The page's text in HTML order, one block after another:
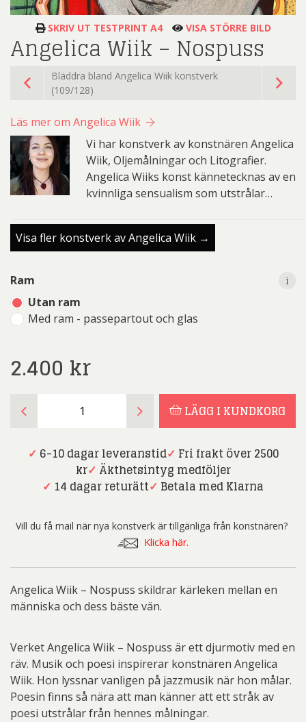
SKRIV UT TESTPRINT A4 VISA STÖRRE BILD
Angelica Wiik – Nospuss
Bläddra bland Angelica Wiik konstverk
(109/128)
Läs mer om Angelica Wiik
Vi har konstverk av konstnären Angelica
Wiik, Oljemålningar och Litografier.
Angelica Wiiks konst kännetecknas av en
kvinnliga sensualism som utstrålar…
Visa fler konstverk av Angelica Wiik →
Ram
Utan ram
Med ram - passepartout och glas
i
2.400 kr
i
Wiik
Nospuss
LÄGG I KUNDKORG
✓ 6-10 dagar leveranstid✓ Fri frakt över 2500
kr✓ Äkthetsintyg medföljer
✓ 14 dagar returätt✓ Betala med Klarna
Vill du få mail när nya konstverk är tillgänliga från konstnären?
Klicka här.
Angelica Wiik – Nospuss skildrar kärleken mellan en
människa och dess bäste vän.
Verket Angelica Wiik – Nospuss är ett djurmotiv med en
räv. Musik och poesi inspirerar konstnären Angelica
Wiik. Hon lyssnar vanligen på jazzmusik när hon målar.
Poesin finns så nära att man känner att ett stråk av
poesi utstrålar från hennes målningar.